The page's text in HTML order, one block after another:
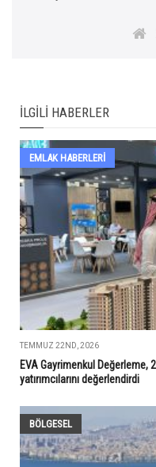
İLGILI HABERLER
EMLAK HABERLERI
TEMMUZ 22ND, 2026
EVA Gayrimenkul Değerleme,
yatırımcılarını değerlendirdi
BÖLGESEL